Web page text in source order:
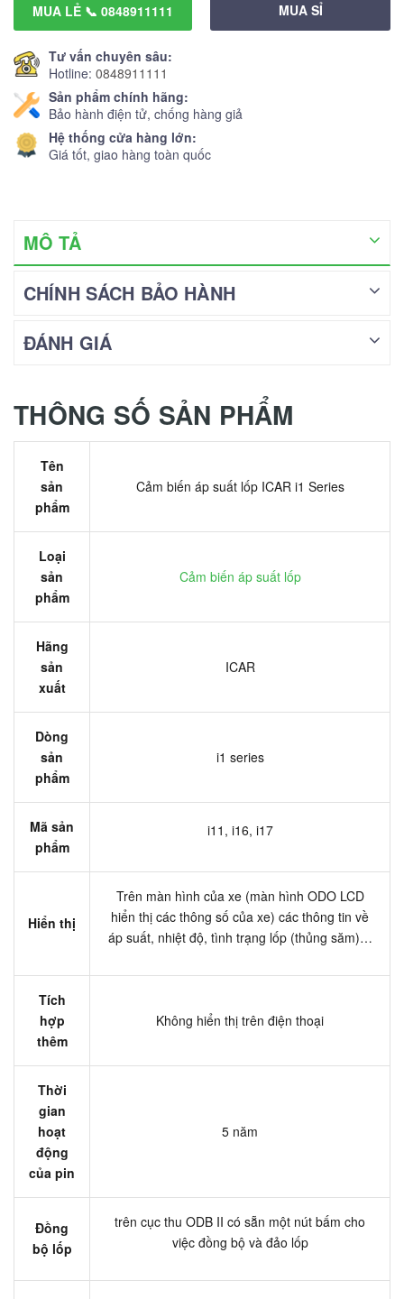
MUA LẺ 📞 0848911111 MUA SỈ
Tư vấn chuyên sâu:
Hotline: 0848911111
Sản phẩm chính hãng:
Bảo hành điện tử, chống hàng giả
Hệ thống cửa hàng lớn:
Giá tốt, giao hàng toàn quốc
MÔ TẢ
CHÍNH SÁCH BẢO HÀNH
ĐÁNH GIÁ
THÔNG SỐ SẢN PHẨM
Tên
sản
phẩm
Cảm biến áp suất lốp ICAR i1 Series
Loại
sản
phẩm
Cảm biến áp suất lốp
Hãng
sản
xuất
ICAR
Dòng
sản
phẩm
i1 series
Mã sản
phẩm
i11, i16, i17
Hiển thị
Trên màn hình của xe (màn hình ODO LCD
hiển thị các thông số của xe) các thông tin về
áp suất, nhiệt độ, tình trạng lốp (thủng săm)…
Tích
hợp
thêm
Không hiển thị trên điện thoại
Thời
gian
hoạt
động
của pin
5 năm
Đồng
bộ lốp
trên cục thu ODB II có sẵn một nút bấm cho
việc đồng bộ và đảo lốp